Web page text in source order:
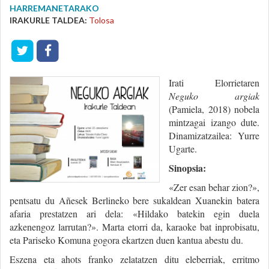
HARREMANETARAKO
IRAKURLE TALDEA: Tolosa
Irati Elorrietaren
Neguko argiak
(Pamiela, 2018) nobela
mintzagai izango dute.
Dinamizatzailea: Yurre
Ugarte.
Sinopsia:
«Zer esan behar zion?»,
pentsatu du Añesek Berlineko bere sukaldean Xuanekin batera
afaria prestatzen ari dela: «Hildako batekin egin duela
azkenengoz larrutan?». Marta etorri da, karaoke bat inprobisatu,
eta Pariseko Komuna gogora ekartzen duen kantua abestu du.
Eszena eta ahots franko zelatatzen ditu eleberriak, erritmo